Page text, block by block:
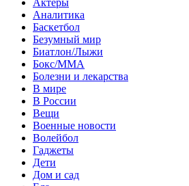
Аналитика
Баскетбол
Безумный мир
Биатлон/Лыжи
Бокс/MMA
Болезни и лекарства
В мире
В России
Вещи
Военные новости
Волейбол
Гаджеты
Дети
Дом и сад